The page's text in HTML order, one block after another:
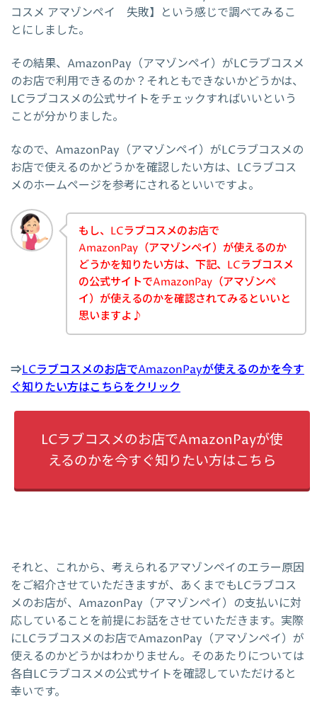
コスメ アマゾンペイ 失敗】という感じで調べてみるこ
とにしました。
その結果、AmazonPay（アマゾンペイ）がLCラブコスメ
のお店で利用できるのか？それともできないかどうかは、
LCラブコスメの公式サイトをチェックすればいいという
ことが分かりました。
なので、AmazonPay（アマゾンペイ）がLCラブコスメの
お店で使えるのかどうかを確認したい方は、LCラブコス
メのホームページを参考にされるといいですよ。
もし、LCラブコスメのお店で
AmazonPay（アマゾンペイ）が使えるのか
どうかを知りたい方は、下記、LCラブコスメ
の公式サイトでAmazonPay（アマゾンペ
イ）が使えるのかを確認されてみるといいと
思いますよ♪
⇒LCラブコスメのお店でAmazonPayが使えるのかを今す
ぐ知りたい方はこちらをクリック
LCラブコスメのお店でAmazonPayが使
えるのかを今すぐ知りたい方はこちら
それと、これから、考えられるアマゾンペイのエラー原因
をご紹介させていただきますが、あくまでもLCラブコス
メのお店が、AmazonPay（アマゾンペイ）の支払いに対
応していることを前提にお話をさせていただきます。実際
にLCラブコスメのお店でAmazonPay（アマゾンペイ）が
使えるのかどうかはわかりません。そのあたりについては
各自LCラブコスメの公式サイトを確認していただけると
幸いです。